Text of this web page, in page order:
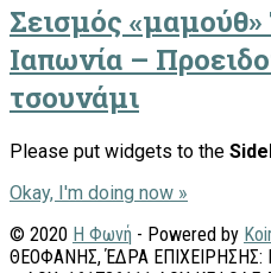
Σεισμός «μαμούθ»
Ιαπωνία –
τσουνάμι
Please put widgets to the
Okay, I'm doing now »
© 2020 Η Φωνή - Powered by
ΘΕΟΦΑΝΗΣ, ΈΔΡΑ